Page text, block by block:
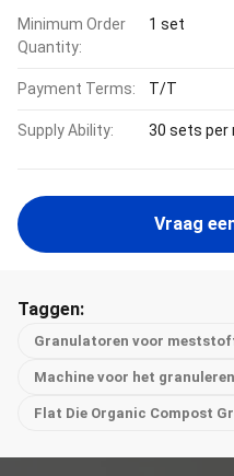
Minimum Order
Quantity:
1 set
Payment Terms: T/T
Supply Ability: 30 sets per
Vraag
Taggen:
Granulatoren voor
Machine voor het
Flat Die Organic Compost